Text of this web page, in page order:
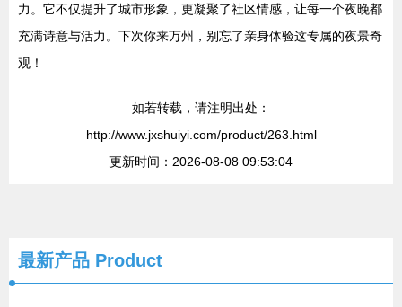
力。它不仅提升了城市形象，更凝聚了社区情感，让每一个夜晚都
充满诗意与活力。下次你来万州，别忘了亲身体验这专属的夜景奇
观！
如若转载，请注明出处：
http://www.jxshuiyi.com/product/263.html
更新时间：2026-08-08 09:53:04
最新产品 Product